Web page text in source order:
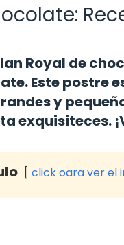
Royal de
Este postre
y
exquisiteces.
click oara ver el